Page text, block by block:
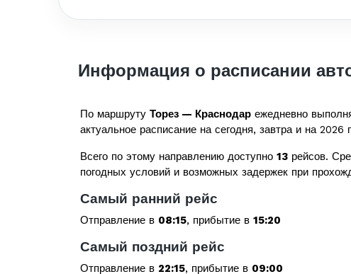
Информация о расписании
По маршруту Торез — Краснодар ежедневно
актуальное расписание на сегодня, завтра и на
Всего по этому направлению доступно 13 рейсов.
погодных условий и возможных задержек при
Самый ранний рейс
Отправление в 08:15, прибытие в 15:20
Самый поздний рейс
Отправление в 22:15, прибытие в 09:00